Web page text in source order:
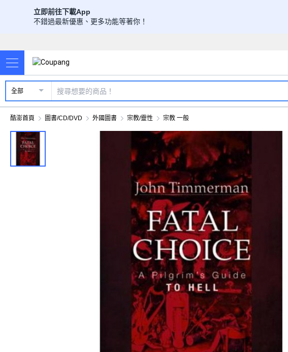
立即前往下載App
不錯過最新優惠、更多功能等著你！
全部
酷澎首頁 圖書/CD/DVD 外國圖書 宗教/靈性 宗教 一般